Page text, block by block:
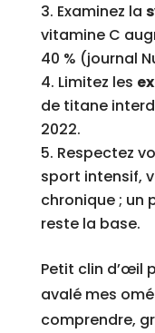
Examinez la
vitamine C
40 % (journal
Limitez les
de titane
2022.
Respectez
sport intensif,
chronique ; un
reste la base.
Petit clin d’œil
avalé mes
comprendre,